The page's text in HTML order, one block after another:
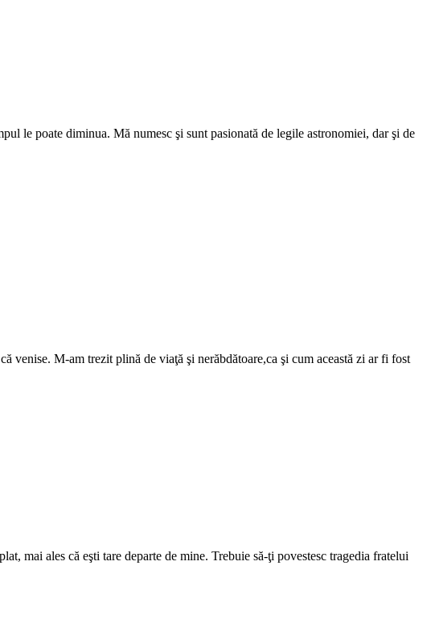
le poate diminua. Mă numesc şi sunt pasionată de legile astronomiei, dar şi de
venise. M-am trezit plină de viaţă şi nerăbdătoare,ca şi cum această zi ar fi fost
mai ales că eşti tare departe de mine. Trebuie să-ţi povestesc tragedia fratelui